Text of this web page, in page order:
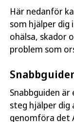
Här nedanför
som hjälper
ohälsa, skador
problem som
Snabbguiden
steg hjälper
genomföra det